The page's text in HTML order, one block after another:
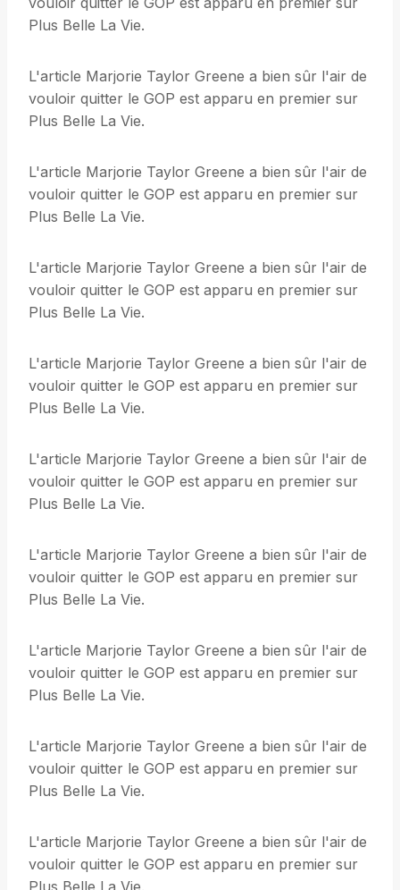
Plus Belle La Vie.
L'article Marjorie Taylor Greene a bien sûr l'air de
vouloir quitter le GOP est apparu en premier sur
Plus Belle La Vie.
L'article Marjorie Taylor Greene a bien sûr l'air de
vouloir quitter le GOP est apparu en premier sur
Plus Belle La Vie.
L'article Marjorie Taylor Greene a bien sûr l'air de
vouloir quitter le GOP est apparu en premier sur
Plus Belle La Vie.
L'article Marjorie Taylor Greene a bien sûr l'air de
vouloir quitter le GOP est apparu en premier sur
Plus Belle La Vie.
L'article Marjorie Taylor Greene a bien sûr l'air de
vouloir quitter le GOP est apparu en premier sur
Plus Belle La Vie.
L'article Marjorie Taylor Greene a bien sûr l'air de
vouloir quitter le GOP est apparu en premier sur
Plus Belle La Vie.
L'article Marjorie Taylor Greene a bien sûr l'air de
vouloir quitter le GOP est apparu en premier sur
Plus Belle La Vie.
L'article Marjorie Taylor Greene a bien sûr l'air de
vouloir quitter le GOP est apparu en premier sur
Plus Belle La Vie.
L'article Marjorie Taylor Greene a bien sûr l'air de
vouloir quitter le GOP est apparu en premier sur